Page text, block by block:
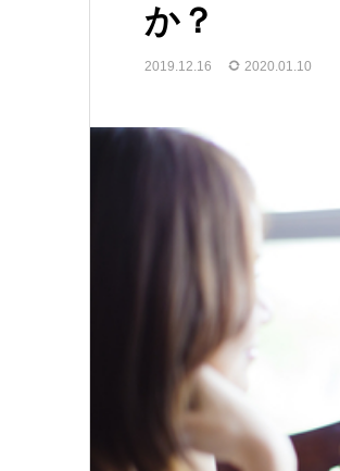
か？
2019.12.16 2020.01.10